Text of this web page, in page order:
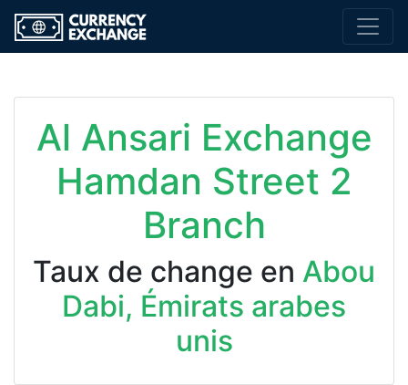
Al Ansari Exchange
Hamdan Street 2
Branch
Taux de change en Abou
Dabi, Émirats arabes
unis